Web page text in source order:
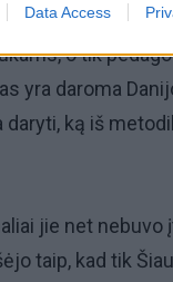
Data Access
o tik
yra daroma
ką iš
jie net nebuvo
taip, kad tik